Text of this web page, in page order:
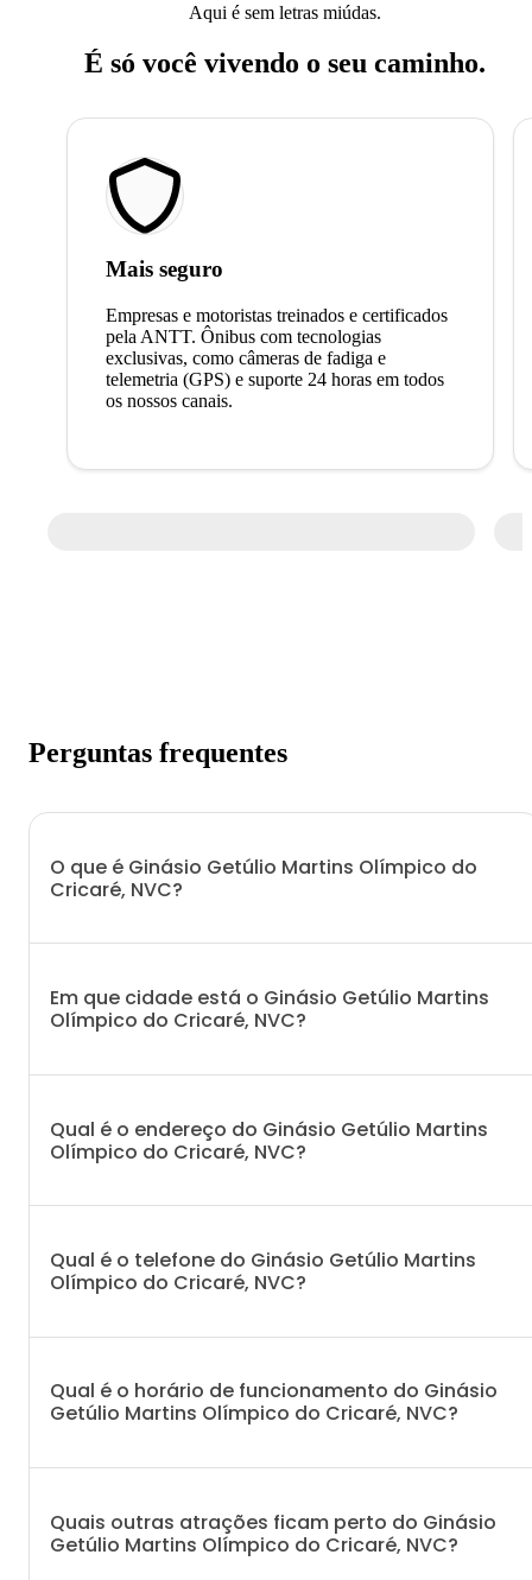
Aqui é sem letras miúdas.
É só você vivendo o seu caminho.
Mais seguro
Empresas e motoristas treinados e certificados
pela ANTT. Ônibus com tecnologias
exclusivas, como câmeras de fadiga e
telemetria (GPS) e suporte 24 horas em todos
os nossos canais.
Perguntas frequentes
O que é Ginásio Getúlio Martins Olímpico do
Cricaré, NVC?
Em que cidade está o Ginásio Getúlio Martins
Olímpico do Cricaré, NVC?
Qual é o endereço do Ginásio Getúlio Martins
Olímpico do Cricaré, NVC?
Qual é o telefone do Ginásio Getúlio Martins
Olímpico do Cricaré, NVC?
Qual é o horário de funcionamento do Ginásio
Getúlio Martins Olímpico do Cricaré, NVC?
Quais outras atrações ficam perto do Ginásio
Getúlio Martins Olímpico do Cricaré, NVC?